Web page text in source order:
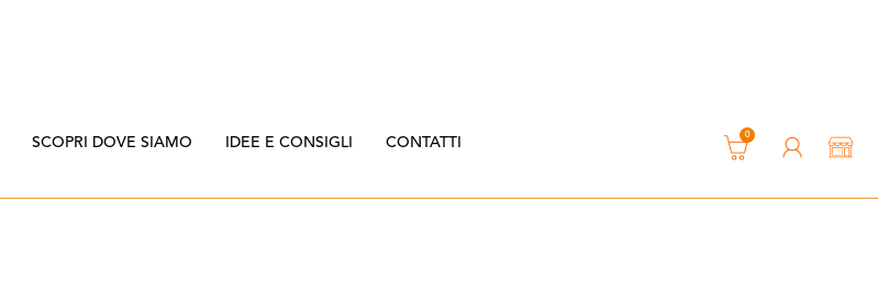
SCOPRI DOVE SIAMO IDEE E CONSIGLI CONTATTI 0